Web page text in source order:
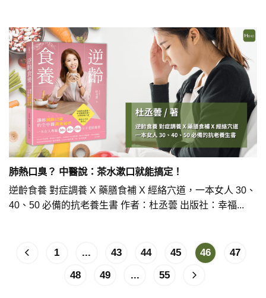
肺熱口臭？ 中醫說：茶水漱口就能搞定！
逆齡食養 對症調養 X 藥膳食補 X 經絡穴道，一本女人 30、
40、50 必備的抗老養生書 作者：杜丞蕓 出版社：幸福...
1 ... 43 44 45 46
47
48
49 ... 55